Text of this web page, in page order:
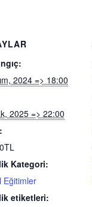
2024 => 18:00
2025 => 22:00
Kategori:
Eğitimler
etiketleri: